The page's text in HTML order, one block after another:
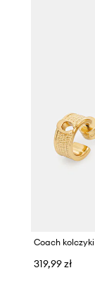
Coach
319,99 zł